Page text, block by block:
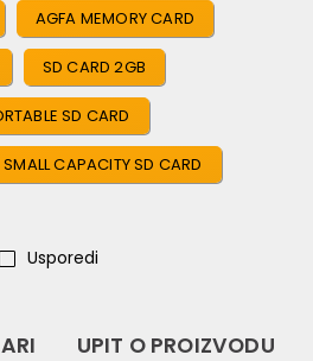
AGFA MEMORY CARD
SD CARD 2GB
SD CARD
SMALL CAPACITY SD CARD
Usporedi
UPIT O PROIZVODU